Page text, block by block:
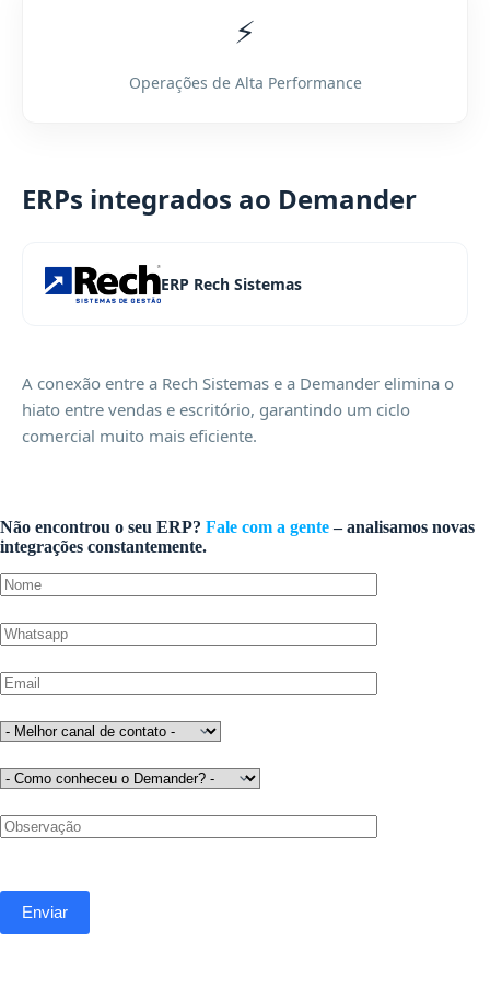
⚡
Operações de Alta Performance
ERPs integrados ao Demander
ERP Rech Sistemas
A conexão entre a Rech Sistemas e a Demander elimina o
hiato entre vendas e escritório, garantindo um ciclo
comercial muito mais eficiente.
Não encontrou o seu ERP? Fale com a gente– analisamos novas
integrações constantemente.